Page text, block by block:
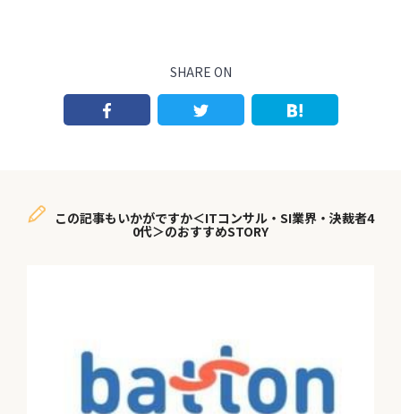
SHARE ON
この記事もいかがですか＜ITコンサル・SI業界・決裁者4
0代＞のおすすめSTORY